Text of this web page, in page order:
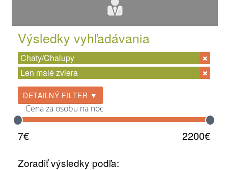
Výsledky vyhľadávania
Chaty/Chalupy
Len malé zviera
DETAILNÝ FILTER ▼
Cena za osobu na noc
7€ 2200€
Zoradiť výsledky podľa: